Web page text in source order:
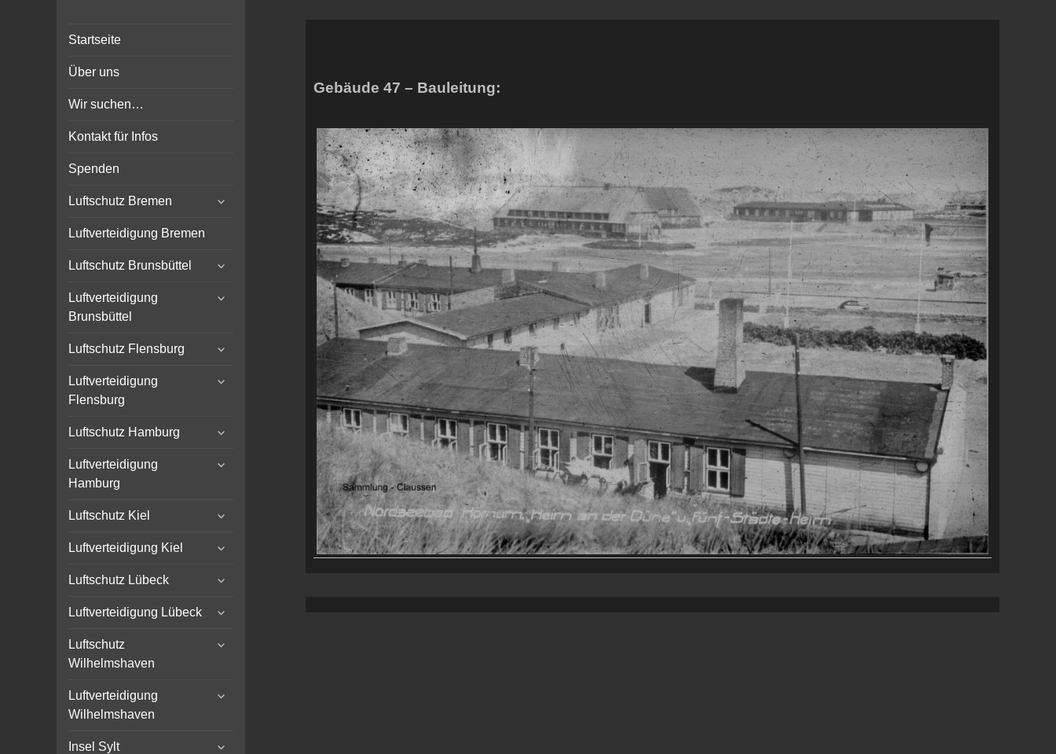
Bunker-Kiel.com
Wilhelmshaven Flensburg
Rendsburg Luftschutz Stollen
Startseite
Über uns
Wir suchen…
Kontakt für Infos
Spenden
Luftschutz Bremen
expand
Luftverteidigung Bremen
Luftschutz Brunsbüttel
expand
menu
Luftverteidigung
Brunsbüttel
expand
Luftschutz Flensburg
expand
menu
Luftverteidigung
Flensburg
expand
Luftschutz Hamburg
expand
menu
Luftverteidigung
Hamburg
expand
Luftschutz Kiel
expand
menu
Luftverteidigung Kiel
expand
menu
Luftschutz Lübeck
expand
menu
Luftverteidigung Lübeck
expand
menu
Luftschutz
Wilhelmshaven
expand
Luftverteidigung
Wilhelmshaven
expand
Insel Sylt
expand
Gebäude 47 – Bauleitung: